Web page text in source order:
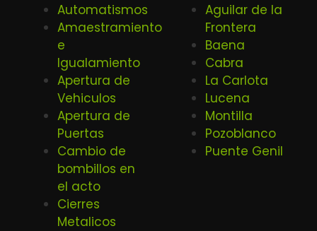
Automatismos
Amaestramiento
e
Igualamiento
Apertura de
Vehiculos
Apertura de
Puertas
Cambio de
bombillos en
el acto
Cierres
Metalicos
Aguilar de la
Frontera
Baena
Cabra
La Carlota
Lucena
Montilla
Pozoblanco
Puente Genil